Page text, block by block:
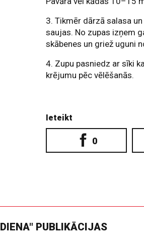
3. Tikmēr dārzā salasa
saujas. No zupas izņem
skābenes un griež uguni
4. Zupu pasniedz ar sīki
krējumu pēc vēlēšanās.
Ieteikt
0
PUBLIKĀCIJAS